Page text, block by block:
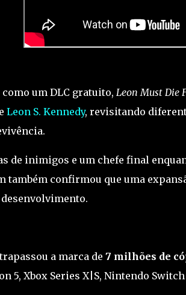
um DLC gratuito, Leon Must Die
Leon S. Kennedy, revisitando
de inimigos e um chefe final
também confirmou que uma
a marca de 7 milhões de
5, Xbox Series X|S, Nintendo Switch